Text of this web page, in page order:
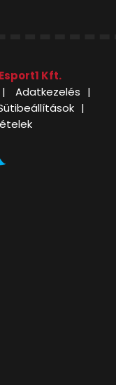
Esport1 Kft.
Adatkezelés